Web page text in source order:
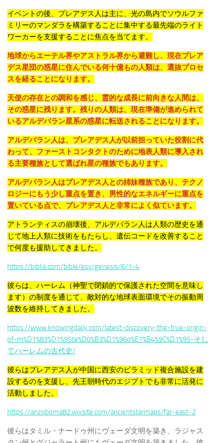
イベントの後、プレアデス人は主に、光の島内でソウルファ
ミリーのマンダラを構築することに集中する最先端のライト
ワーカーを支援することに焦点を当てます。
地球からエーテル界やアストラル界から避難し、現在プレア
デス星団の惑星に住んでいる何十億もの人類は、選抜プロセ
スを経ることになります。
天使の存在との調和を感じ、霊的な成長に前向きな人間は、
その惑星に残ります。残りの人類は、現在準備が進められて
いるアルデバラン星系の惑星に転送されることになります。
アルデバラン人は、プレアデス人が以前担っていた役割に代
わって、ファーストコンタクトのために地表人類に導入され
る主要種族として選ばれ星の種族でもあります。
アルデバラン人はプレアデス人との姉妹種族であり、テクノ
ロジーにもう少し重点を置き、男性的なエネルギーに重点を
置いている点で、プレアデス人と非常によく似ています。
アトランティスの崩壊後、アルデバラン人は人類の歴史を通
じて地上人類に技術をもたらし、遺伝コードを改善すること
で何度も援助してきました。
https://biblia.com/bible/esv/genesis/6/1-4
彼らは、ハーレム（神聖で閉鎖的で保護された空間を意味し
ます）の制度を通じて、敵対的な地球表面環境でその振動周
波数を維持してきました。
https://www.knowingdaily.com/latest-discovery-the-true-origin-
of-m%D1%83%D1%95te%D0%B3%D1%96o%E1%B4%9C%D1%95-そし
てハーレムの古代史/
彼らはプレアデス人が中国に西安のピラミッド複合施設を建
設するのを支援し、先王朝時代のエジプトでも非常に活発に
活動しました。
https://anzoboma82.wixsite.com/ancientstarmaps/far-east-2
彼らはタミル・ナードゥ州にヴェーダ文明を築き、ラジャス